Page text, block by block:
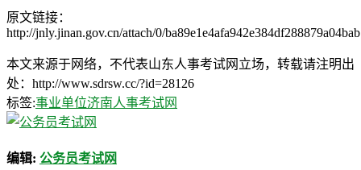
原文链接：
http://jnly.jinan.gov.cn/attach/0/
本文来源于网络，不代表山东人事考试网立场，转载请注明出
处：http://www.sdrsw.cc/?id=28126
标签:事业单位济南人事考试网
编辑: 公务员考试网